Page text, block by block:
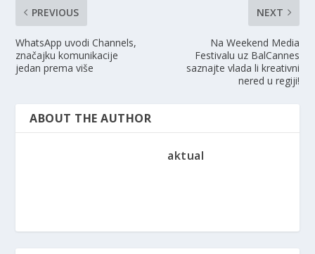
PREVIOUS
WhatsApp uvodi Channels,
značajku komunikacije
jedan prema više
NEXT
Na Weekend Media
Festivalu uz BalCannes
saznajte vlada li kreativni
nered u regiji!
ABOUT THE AUTHOR
aktual